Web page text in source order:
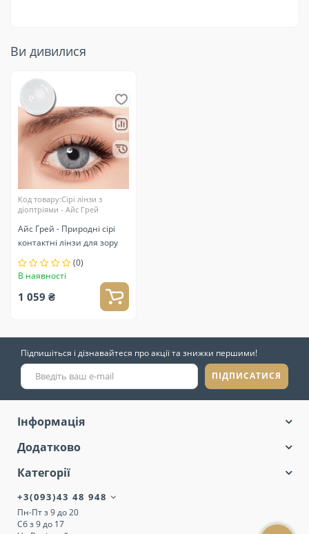
Ви дивилися
Код товару:Сірі лінзи з
діоптріями - Айс Грей
Айс Грей - Природні сірі
контактні лінзи для зору
(0)
В наявності
1 059 ₴
Підпишіться і дізнавайтеся про акції та знижки першими!
ПІДПИСАТИСЯ
Інформація
Додатково
Категорії
+3(093)43 48 948
Пн-Пт з 9 до 20
Сб з 9 до 17